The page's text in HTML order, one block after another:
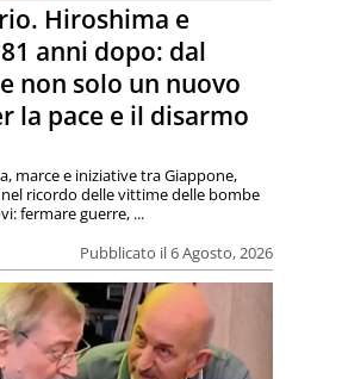
Hiroshima e
anni dopo: dal
non solo un nuovo
la pace e il disarmo
Pubblicato il 6 Agosto, 2026
marce e iniziative tra Giappone,
ricordo delle vittime delle bombe
fermare guerre, ...